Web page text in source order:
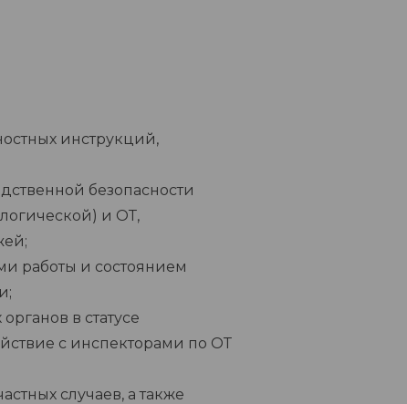
инструкций,
безопасности
и ОТ,
работы и состоянием
в статусе
с инспекторами по ОТ
случаев, а также